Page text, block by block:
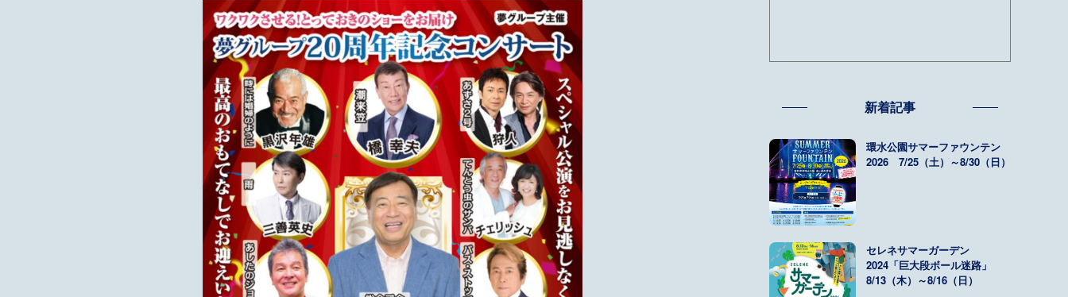
新着記事
環水公園サマーファウンテン
2026 7/25（土）～8/30（日）
セレネサマーガーデン
2024「巨大段ボール迷路」
8/13（木）～8/16（日）